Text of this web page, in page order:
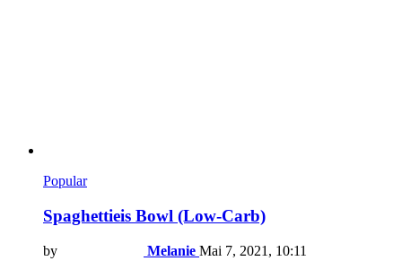
Popular
Spaghettieis Bowl (Low-Carb)
by Melanie Mai 7, 2021, 10:11